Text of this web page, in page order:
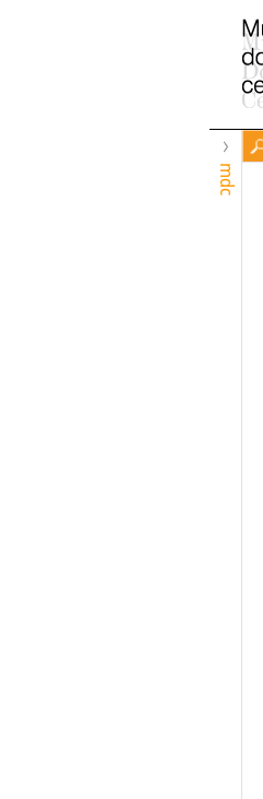
mdc